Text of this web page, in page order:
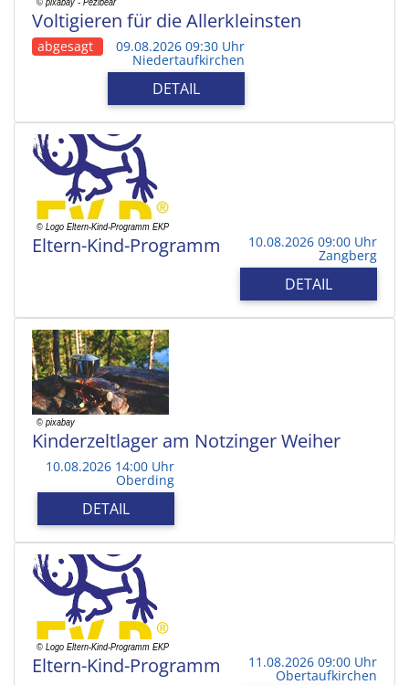
Voltigieren für die Allerkleinsten
abgesagt 09.08.2026 09:30 Uhr
Niedertaufkirchen
DETAIL
Eltern-Kind-Programm 10.08.2026 09:00 Uhr
Zangberg
DETAIL
Kinderzeltlager am Notzinger Weiher
10.08.2026 14:00 Uhr
Oberding
DETAIL
Eltern-Kind-Programm 11.08.2026 09:00 Uhr
Obertaufkirchen